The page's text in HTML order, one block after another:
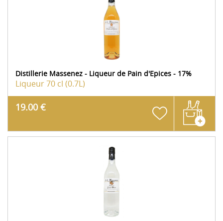
Distillerie Massenez - Liqueur de Pain d'Epices - 17%
Liqueur70 cl (0.7L)
19.00 €